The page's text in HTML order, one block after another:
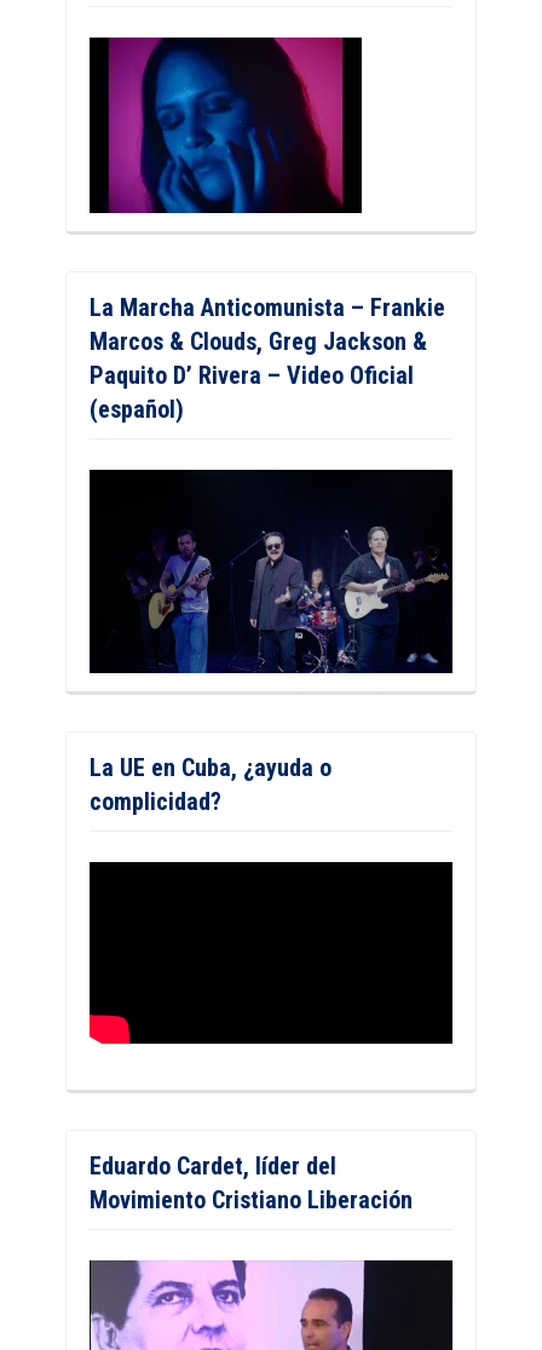
La Marcha Anticomunista – Frankie
Marcos & Clouds, Greg Jackson &
Paquito D’ Rivera – Video Oficial
(español)
La UE en Cuba, ¿ayuda o
complicidad?
Eduardo Cardet, líder del
Movimiento Cristiano Liberación